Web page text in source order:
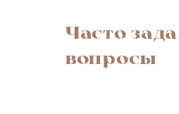
Часто
вопросы